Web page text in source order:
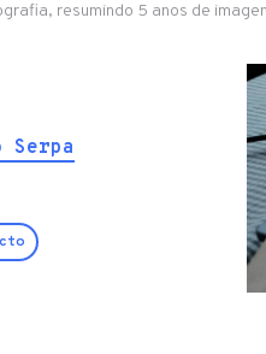
resumindo 5 anos de
Serpa